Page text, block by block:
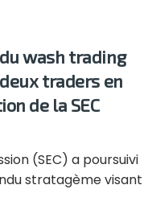
wash trading
traders en
de la SEC
(SEC) a poursuivi
stratagème visant